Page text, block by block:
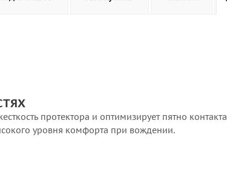
протектора и оптимизирует пятно контакта
уровня комфорта при вождении.